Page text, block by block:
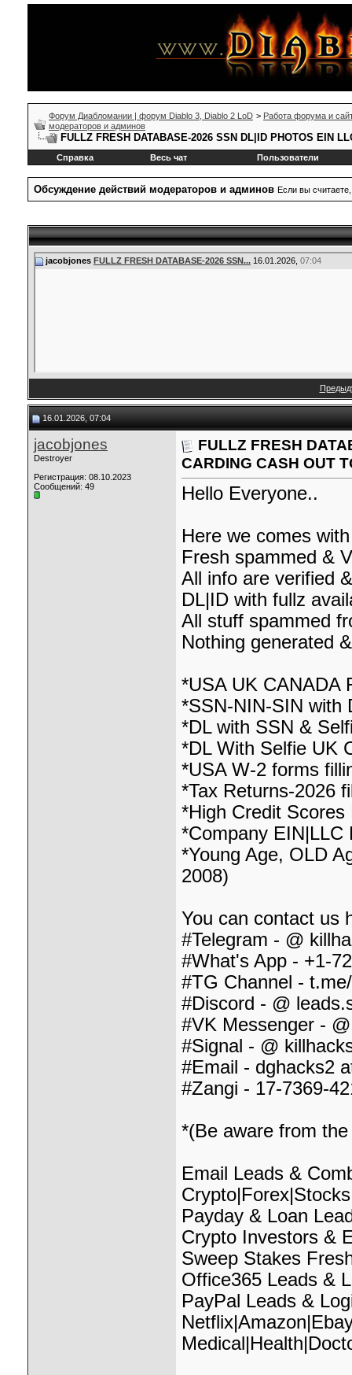
Форум Диабломании | форум Diablo 3, Diablo 2 LoD > Работа форума и
модераторов и админов
FULLZ FRESH DATABASE-2026 SSN DL|ID PHOTOS EIN
Справка Весь чат Пользователи
Обсуждение действий модераторов и админов Если вы
jacobjones FULLZ FRESH DATABASE-2026 SSN... 16.01.2026, 07:04
16.01.2026, 07:04
jacobjones
Destroyer
Регистрация: 08.10.2023
Сообщений: 49
FULLZ FRESH
CARDING CASH OUT
Hello Everyone..
Here we comes
Fresh spammed &
All info are verified
DL|ID with fullz
All stuff spammed
Nothing generated
*USA UK CANADA
*SSN-NIN-SIN with
*DL with SSN &
*DL With Selfie UK
*USA W-2 forms
*Tax Returns-2026
*High Credit Scores
*Company EIN|LLC
*Young Age, OLD
2008)
You can contact us
#Telegram - @
#What's App - +1-
#TG Channel -
#Discord - @
#VK Messenger -
#Signal - @
#Email - dghacks2
#Zangi - 17-7369-
*(Be aware from
Email Leads &
Payday & Loan
Crypto Investors &
Sweep Stakes
Office365 Leads &
PayPal Leads &